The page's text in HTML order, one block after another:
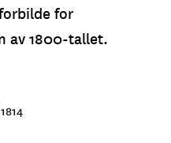
for
av 1800-tallet.